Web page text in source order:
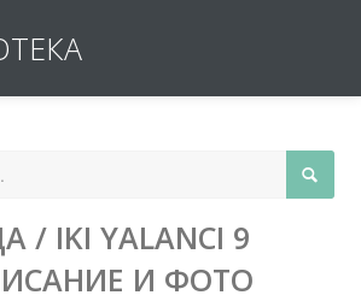
/ IKI YALANCI 9
И ФОТО